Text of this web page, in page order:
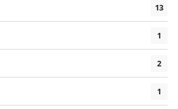
13
1
2
1